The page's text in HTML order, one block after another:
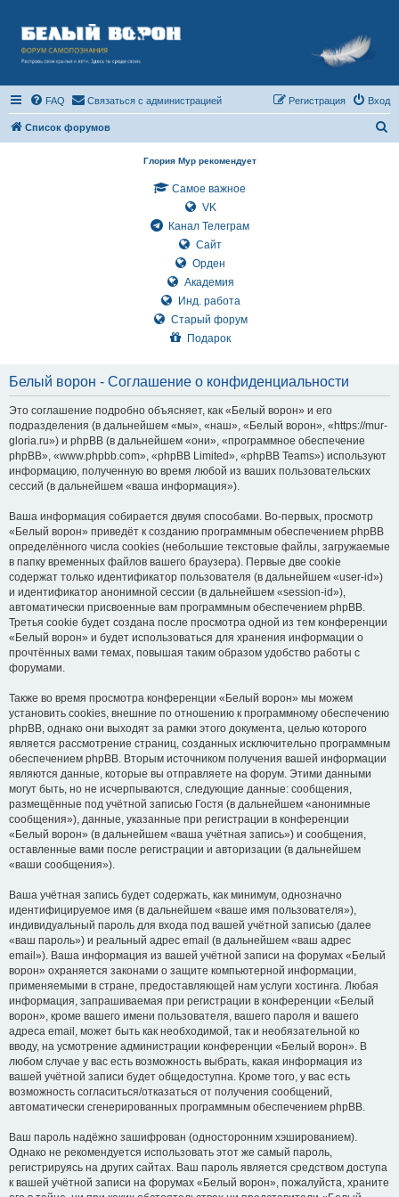
FAQ Связаться с администрацией Вход
Регистрация
Список форумов
Глория Мур рекомендует
Самое важное
VK
Канал Телеграм
Сайт
Орден
Академия
Инд. работа
Старый форум
Подарок
Белый ворон - Соглашение о конфиденциальности
Это соглашение подробно объясняет, как «Белый ворон» и его
подразделения (в дальнейшем «мы», «наш», «Белый ворон», «https://mur-
gloria.ru») и phpBB (в дальнейшем «они», «программное обеспечение
phpBB», «www.phpbb.com», «phpBB Limited», «phpBB Teams») используют
информацию, полученную во время любой из ваших пользовательских
сессий (в дальнейшем «ваша информация»).
Ваша информация собирается двумя способами. Во-первых, просмотр
«Белый ворон» приведёт к созданию программным обеспечением phpBB
определённого числа cookies (небольшие текстовые файлы, загружаемые
в папку временных файлов вашего браузера). Первые две cookie
содержат только идентификатор пользователя (в дальнейшем «user-id»)
и идентификатор анонимной сессии (в дальнейшем «session-id»),
автоматически присвоенные вам программным обеспечением phpBB.
Третья cookie будет создана после просмотра одной из тем конференции
«Белый ворон» и будет использоваться для хранения информации о
прочтённых вами темах, повышая таким образом удобство работы с
форумами.
Также во время просмотра конференции «Белый ворон» мы можем
установить cookies, внешние по отношению к программному обеспечению
phpBB, однако они выходят за рамки этого документа, целью которого
является рассмотрение страниц, созданных исключительно программным
обеспечением phpBB. Вторым источником получения вашей информации
являются данные, которые вы отправляете на форум. Этими данными
могут быть, но не исчерпываются, следующие данные: сообщения,
размещённые под учётной записью Гостя (в дальнейшем «анонимные
сообщения»), данные, указанные при регистрации в конференции
«Белый ворон» (в дальнейшем «ваша учётная запись») и сообщения,
оставленные вами после регистрации и авторизации (в дальнейшем
«ваши сообщения»).
Ваша учётная запись будет содержать, как минимум, однозначно
идентифицируемое имя (в дальнейшем «ваше имя пользователя»),
индивидуальный пароль для входа под вашей учётной записью (далее
«ваш пароль») и реальный адрес email (в дальнейшем «ваш адрес
email»). Ваша информация из вашей учётной записи на форумах «Белый
ворон» охраняется законами о защите компьютерной информации,
применяемыми в стране, предоставляющей нам услуги хостинга. Любая
информация, запрашиваемая при регистрации в конференции «Белый
ворон», кроме вашего имени пользователя, вашего пароля и вашего
адреса email, может быть как необходимой, так и необязательной ко
вводу, на усмотрение администрации конференции «Белый ворон». В
любом случае у вас есть возможность выбрать, какая информация из
вашей учётной записи будет общедоступна. Кроме того, у вас есть
возможность согласиться/отказаться от получения сообщений,
автоматически сгенерированных программным обеспечением phpBB.
Ваш пароль надёжно зашифрован (односторонним хэшированием).
Однако не рекомендуется использовать этот же самый пароль,
регистрируясь на других сайтах. Ваш пароль является средством доступа
к вашей учётной записи на форумах «Белый ворон», пожалуйста, храните